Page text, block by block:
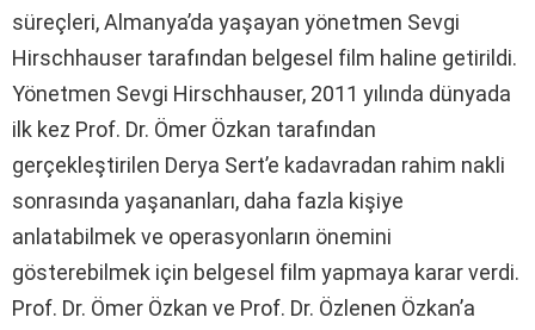
süreçleri, Almanya’da yaşayan yönetmen Sevgi
Hirschhauser tarafından belgesel film haline getirildi.
Yönetmen Sevgi Hirschhauser, 2011 yılında dünyada
ilk kez Prof. Dr. Ömer Özkan tarafından
gerçekleştirilen Derya Sert’e kadavradan rahim nakli
sonrasında yaşananları, daha fazla kişiye
anlatabilmek ve operasyonların önemini
gösterebilmek için belgesel film yapmaya karar verdi.
Prof. Dr. Ömer Özkan ve Prof. Dr. Özlenen Özkan’a